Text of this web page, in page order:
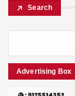
Search
Advertising Box